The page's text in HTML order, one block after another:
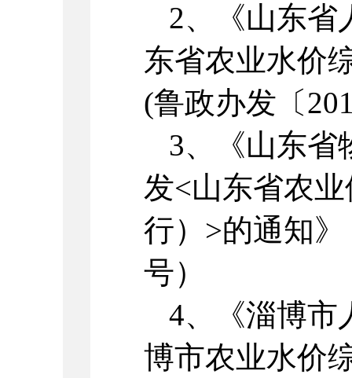
2、《山东省
东省农业水价
(鲁政办发〔
3、《山东省
发<山东省农
行）>的通知
号）
4、《淄博市
博市农业水价